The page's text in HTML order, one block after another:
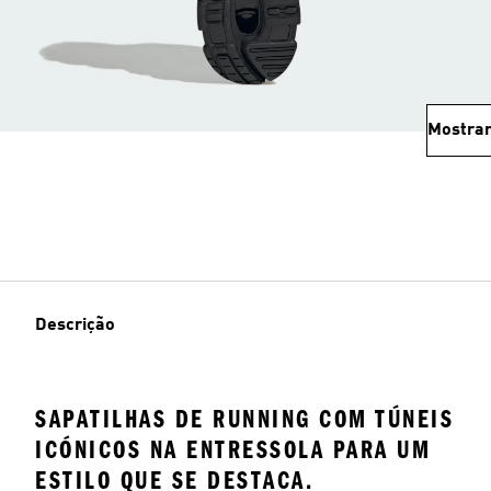
Descrição
SAPATILHAS DE RUNNING COM TÚNEIS
ICÓNICOS NA ENTRESSOLA PARA UM
ESTILO QUE SE DESTACA.